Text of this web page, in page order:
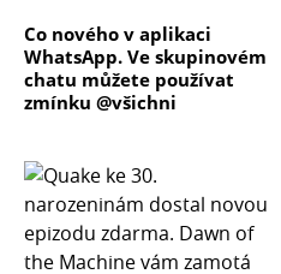
Co nového v aplikaci
WhatsApp. Ve skupinovém
chatu můžete používat
zmínku @všichni